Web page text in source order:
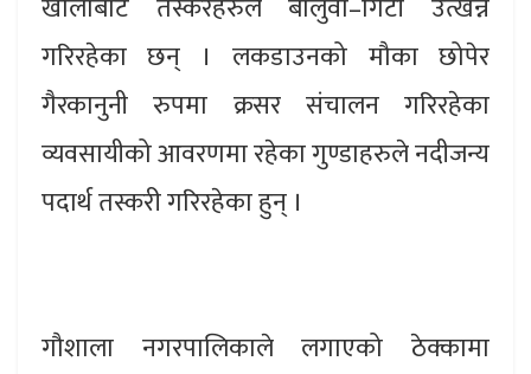
खोलाबाट तस्करहरुले बालुवा–गिटी उत्खन्न
गरिरहेका छन् । लकडाउनको मौका छोपेर
गैरकानुनी रुपमा क्रसर संचालन गरिरहेका
व्यवसायीको आवरणमा रहेका गुण्डाहरुले नदीजन्य
पदार्थ तस्करी गरिरहेका हुन् ।
गौशाला नगरपालिकाले लगाएको ठेक्कामा